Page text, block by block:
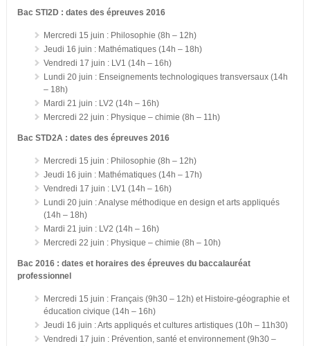
Bac STI2D : dates des épreuves 2016
Mercredi 15 juin : Philosophie (8h – 12h)
Jeudi 16 juin : Mathématiques (14h – 18h)
Vendredi 17 juin : LV1 (14h – 16h)
Lundi 20 juin : Enseignements technologiques transversaux (14h
– 18h)
Mardi 21 juin : LV2 (14h – 16h)
Mercredi 22 juin : Physique – chimie (8h – 11h)
Bac STD2A : dates des épreuves 2016
Mercredi 15 juin : Philosophie (8h – 12h)
Jeudi 16 juin : Mathématiques (14h – 17h)
Vendredi 17 juin : LV1 (14h – 16h)
Lundi 20 juin : Analyse méthodique en design et arts appliqués
(14h – 18h)
Mardi 21 juin : LV2 (14h – 16h)
Mercredi 22 juin : Physique – chimie (8h – 10h)
Bac 2016 : dates et horaires des épreuves du baccalauréat
professionnel
Mercredi 15 juin : Français (9h30 – 12h) et Histoire-géographie et
éducation civique (14h – 16h)
Jeudi 16 juin : Arts appliqués et cultures artistiques (10h – 11h30)
Vendredi 17 juin : Prévention, santé et environnement (9h30 –